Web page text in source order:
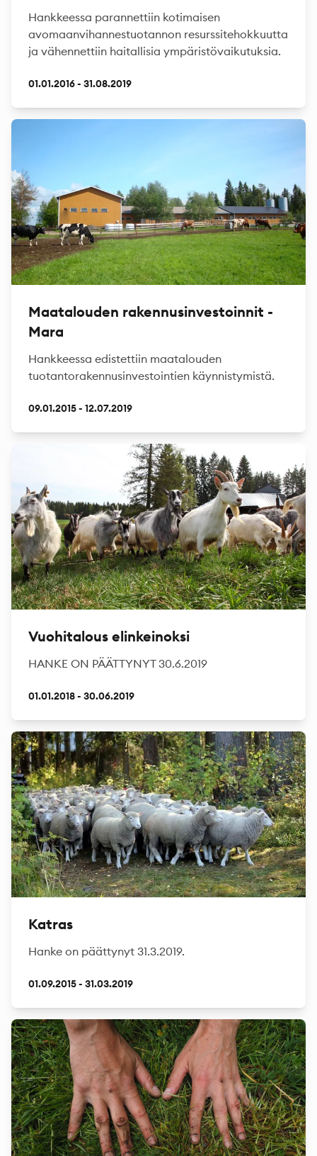
Hankkeessa parannettiin kotimaisen
avomaanvihannestuotannon resurssitehokkuutta
ja vähennettiin haitallisia ympäristövaikutuksia.
01.01.2016 - 31.08.2019
Maatalouden rakennusinvestoinnit -
Mara
Hankkeessa edistettiin maatalouden
tuotantorakennusinvestointien käynnistymistä.
09.01.2015 - 12.07.2019
Vuohitalous elinkeinoksi
HANKE ON PÄÄTTYNYT 30.6.2019
01.01.2018 - 30.06.2019
Katras
Hanke on päättynyt 31.3.2019.
01.09.2015 - 31.03.2019